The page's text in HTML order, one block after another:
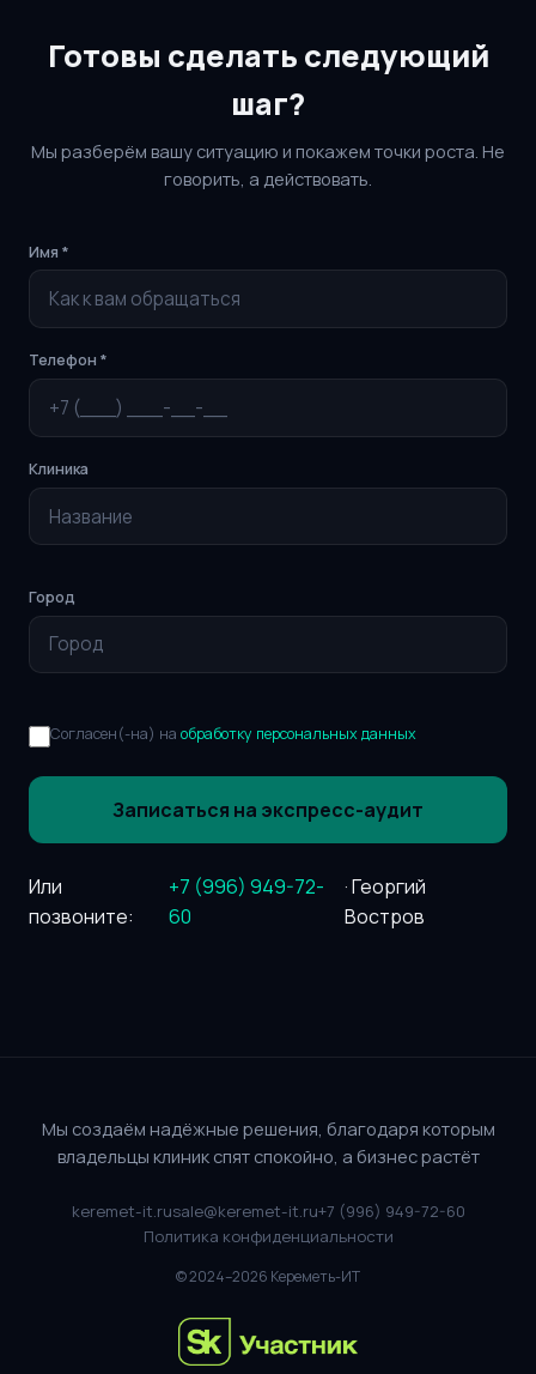
Готовы сделать следующий
шаг?
Мы разберём вашу ситуацию и покажем точки роста. Не
говорить, а действовать.
Имя *
Телефон *
Клиника
Город
Согласен(-на) на обработку персональных данных
Записаться на экспресс-аудит
Или
позвоните:
+7 (996) 949-72-
60
· Георгий
Востров
Мы создаём надёжные решения, благодаря которым
владельцы клиник спят спокойно, а бизнес растёт
keremet-it.rusale@keremet-it.ru+7 (996) 949-72-60
Политика конфиденциальности
© 2024–2026 Кереметь-ИТ